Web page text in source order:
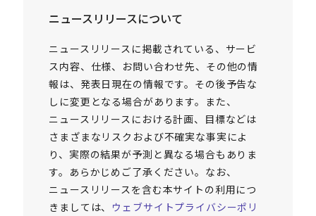
ニュースリリースについて
ニュースリリースに掲載されている、サービ
ス内容、仕様、お問い合わせ先、その他の情
報は、発表日現在の情報です。その後予告な
しに変更となる場合があります。また、
ニュースリリースにおける計画、目標などは
さまざまなリスクおよび不確実な事実によ
り、実際の結果が予測と異なる場合もありま
す。あらかじめご了承ください。なお、
ニュースリリースを含む本サイトの利用につ
きましては、 ウェブサイトプライバシーポリ